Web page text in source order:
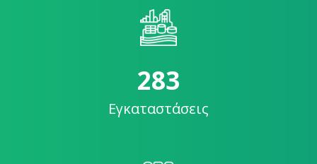
294
Εγκαταστάσεις